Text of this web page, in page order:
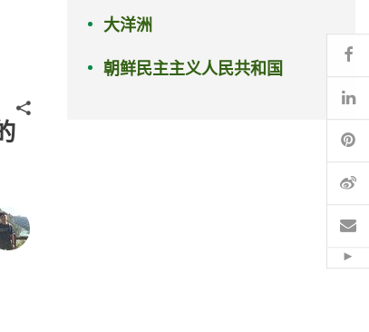
分享
大洋洲
朝鲜民主主义人民共和国